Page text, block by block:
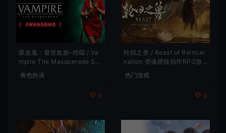
吸血鬼：避世血族-绝唱 / Va
mpire The Masquerade Sw
角色扮演
0
轮回之兽 / Beast of Reincar
nation 类魂硬核动作RPG游
热门游戏
0